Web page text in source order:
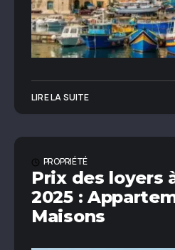
LIRE LA SUITE
PROPRIÉTÉ
Prix des loyers
2025 :
Maisons